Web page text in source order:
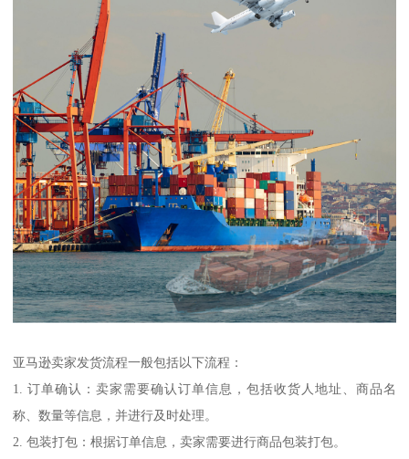
亚马逊卖家发货流程一般包括以下流程：
1. 订单确认：卖家需要确认订单信息，包括收货人地址、商品名
称、数量等信息，并进行及时处理。
2. 包装打包：根据订单信息，卖家需要进行商品包装打包。